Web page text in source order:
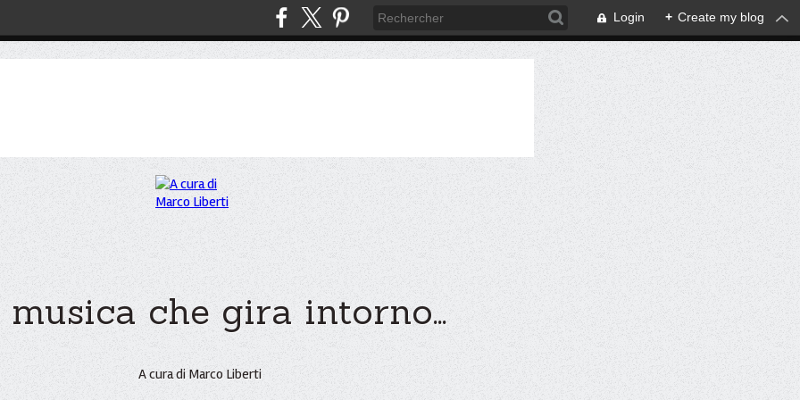
Login + Create my blog
che gira intorno...
A cura di Marco Liberti